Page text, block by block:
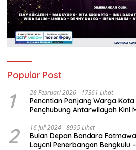
Popular Post
1 28 Februari 2026 17361 Lihat
Penantian Panjang Warga
Penghubung Antarwilayah Kini
2 16 Juli 2024 8995 Lihat
Bulan Depan Bandara
Layani Penerbangan Bengkulu